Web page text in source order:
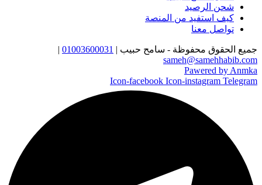
شحن الرصيد
كيف استفيد من المنصة
تواصل معنا
جميع الحقوق محفوظة - سامح حبيب | 01003600031
|
sameh@samehhabib.com
Pawered by Anmka
Icon-facebook Icon-instagram Telegram